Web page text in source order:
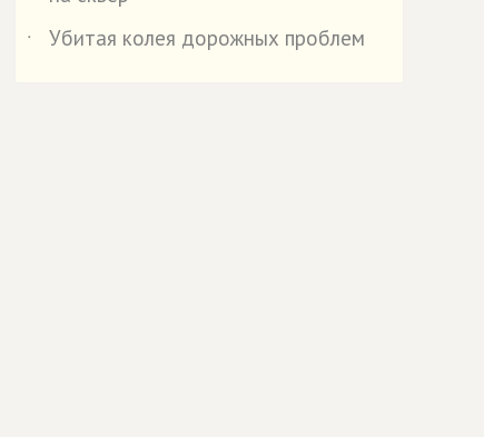
˙
Убитая колея дорожных проблем